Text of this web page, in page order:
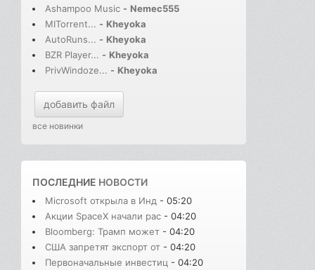
Ashampoo Music - Nemec555
MITorrent... - Kheyoka
AutoRuns... - Kheyoka
BZR Player... - Kheyoka
PrivWindoze... - Kheyoka
добавить файл
все новинки
ПОСЛЕДНИЕ НОВОСТИ
Microsoft открыла в Инд - 05:20
Акции SpaceX начали рас - 04:20
Bloomberg: Трамп может - 04:20
США запретят экспорт от - 04:20
Первоначальные инвестиц - 04:20